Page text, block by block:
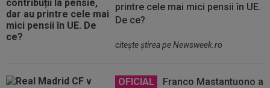
printre cele mai mici pensii în UE.
De ce?
citeşte ştirea pe Newsweek.ro
OFICIAL
Franco Mastantuono a